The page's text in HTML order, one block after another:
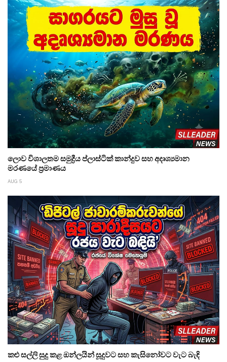
ලොව විශාලතම සමුද්‍රීය ප්ලාස්ටික් කාන්දුව සහ අදෘශ්‍යමාන
මරණයේ ප්‍රමාණය
AUG 5
කළු සල්ලි සුදු කළ ඔන්ලයින් සූදුවට සහ කැසිනෝවට වැට බැඳි